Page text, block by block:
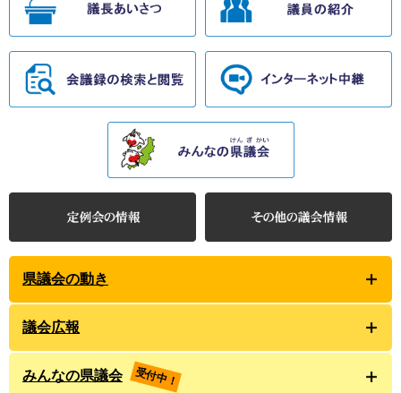
県議会の動き
議会広報
みんなの県議会 受付中！